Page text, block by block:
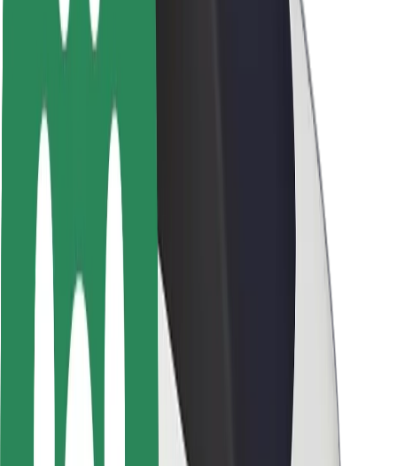
ბრენდი
მედია
მგზავრების უსაფრთხოება
მძღოლების უსაფრთხოება
სკუტერის უსაფრთხოება
უსაფრთხოება
ქალაქები
ლოკაციები
ქალაქი უკეთესობისკენ
აეროპორტები
Bolt-ის დასატენი სადგური
მხარდაჭერა